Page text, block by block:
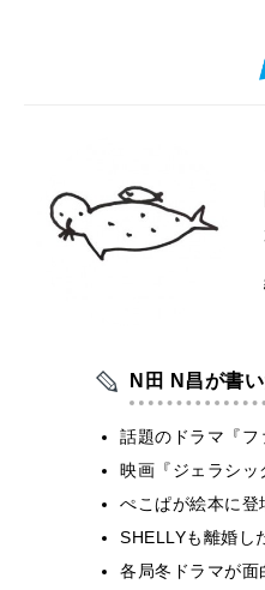
N田 N昌が書
話題のドラマ『
映画『ジェラシ
ぺこぱが絵本に
SHELLYも離婚し
各局冬ドラマが